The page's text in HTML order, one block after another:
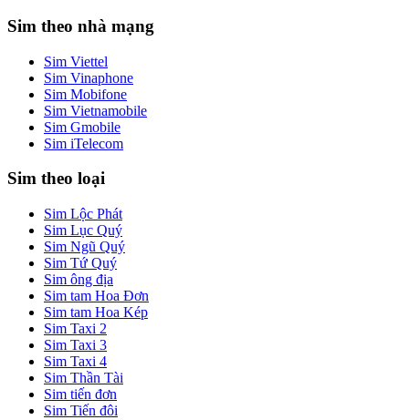
Sim theo nhà mạng
Sim Viettel
Sim Vinaphone
Sim Mobifone
Sim Vietnamobile
Sim Gmobile
Sim iTelecom
Sim theo loại
Sim Lộc Phát
Sim Lục Quý
Sim Ngũ Quý
Sim Tứ Quý
Sim ông địa
Sim tam Hoa Đơn
Sim tam Hoa Kép
Sim Taxi 2
Sim Taxi 3
Sim Taxi 4
Sim Thần Tài
Sim tiến đơn
Sim Tiến đôi